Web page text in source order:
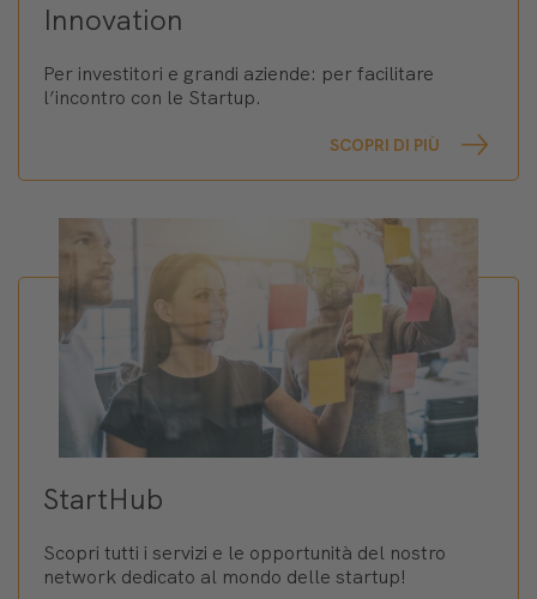
Innovation
Per investitori e grandi aziende: per facilitare
l’incontro con le Startup.
SCOPRI DI PIÙ
StartHub
Scopri tutti i servizi e le opportunità del nostro
network dedicato al mondo delle startup!